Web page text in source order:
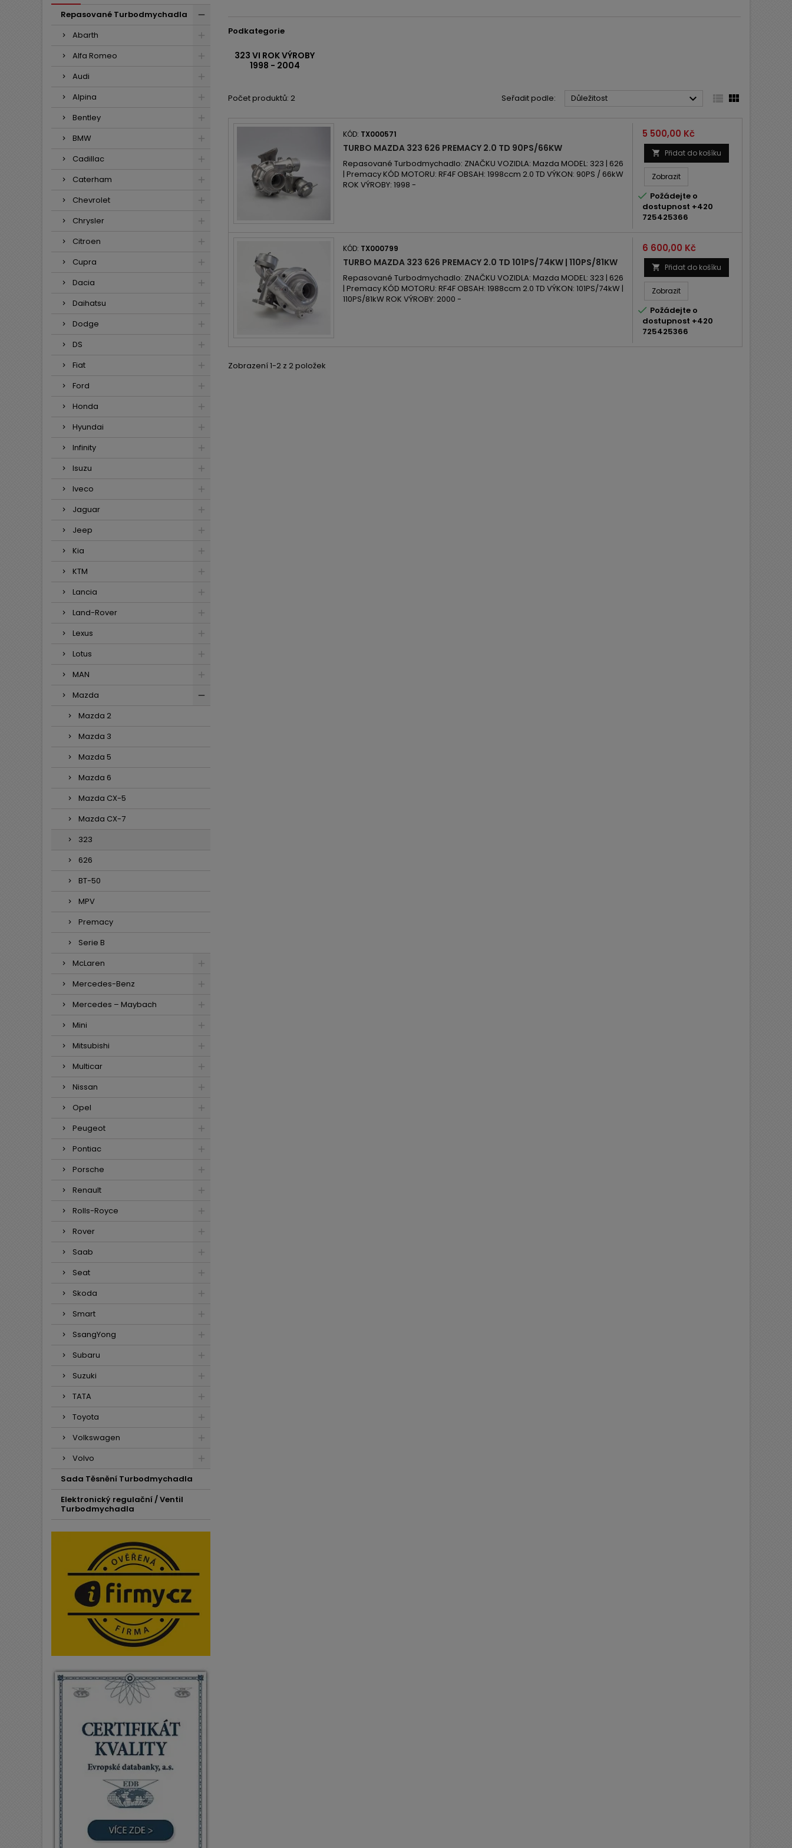
Repasované Turbodmychadla
Abarth
Alfa Romeo
Audi
Alpina
Bentley
BMW
Cadillac
Caterham
Chevrolet
Chrysler
Citroen
Cupra
Dacia
Daihatsu
Dodge
DS
Fiat
Ford
Honda
Hyundai
Infinity
Isuzu
Iveco
Jaguar
Jeep
Kia
KTM
Lancia
Land-Rover
Lexus
Lotus
MAN
Mazda
Mazda 2
Mazda 3
Mazda 5
Mazda 6
Mazda CX-5
Mazda CX-7
323
626
BT-50
MPV
Premacy
Serie B
McLaren
Mercedes-Benz
Mercedes – Maybach
Mini
Mitsubishi
Multicar
Nissan
Opel
Peugeot
Pontiac
Porsche
Renault
Rolls-Royce
Rover
Saab
Seat
Skoda
Smart
SsangYong
Subaru
Suzuki
TATA
Toyota
Volkswagen
Volvo
Sada Těsnění Turbodmychadla
Elektronický regulační / Ventil
Turbodmychadla
Podkategorie
323 VI ROK VÝROBY
1998 - 2004
Počet produktů: 2 Seřadit podle: Důležitost   
KÓD: TX000571
TURBO MAZDA 323 626 PREMACY 2.0 TD 90PS/66KW
Repasované Turbodmychadlo: ZNAČKU VOZIDLA: Mazda MODEL: 323 | 626
| Premacy KÓD MOTORU: RF4F OBSAH: 1998ccm 2.0 TD VÝKON: 90PS / 66kW
ROK VÝROBY: 1998 -
Cena
5 500,00 Kč
 Přidat do košíku
Zobrazit
 Požádejte o
dostupnost +420
725425366
KÓD: TX000799
TURBO MAZDA 323 626 PREMACY 2.0 TD 101PS/74KW | 110PS/81KW
Repasované Turbodmychadlo: ZNAČKU VOZIDLA: Mazda MODEL: 323 | 626
| Premacy KÓD MOTORU: RF4F OBSAH: 1988ccm 2.0 TD VÝKON: 101PS/74kW |
110PS/81kW ROK VÝROBY: 2000 -
Cena
6 600,00 Kč
 Přidat do košíku
Zobrazit
 Požádejte o
dostupnost +420
725425366
Zobrazení 1-2 z 2 položek